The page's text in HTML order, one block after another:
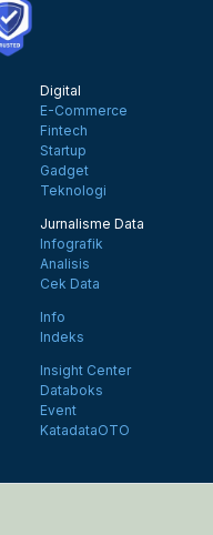
Digital
E-Commerce
Fintech
Startup
Gadget
Teknologi
Jurnalisme Data
Infografik
Analisis
Cek Data
Info
Indeks
Insight Center
Databoks
Event
KatadataOTO